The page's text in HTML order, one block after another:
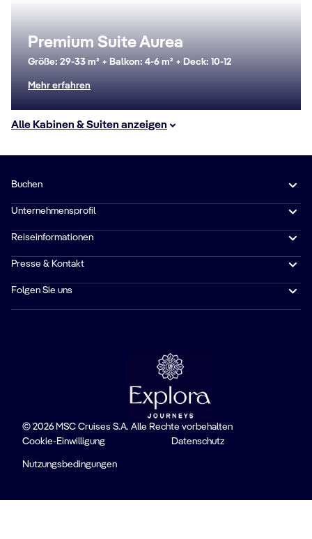
Premium Suite Aurea
Größe: 29-33 m² + Balkon: 4-6 m² + Deck: 10-12
Mehr erfahren
Alle Kabinen & Suiten anzeigen
Buchen
Unternehmensprofil
Reiseinformationen
Presse & Kontakt
Folgen Sie uns
© 2026 MSC Cruises S.A. Alle Rechte vorbehalten
Cookie-Einwilligung
Datenschutz
Nutzungsbedingungen